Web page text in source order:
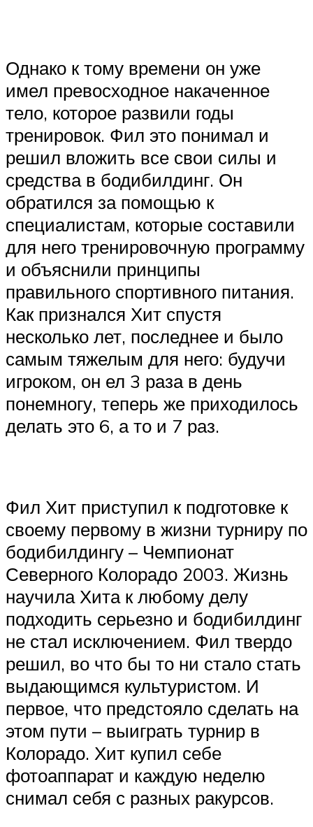
Однако к тому времени он уже
имел превосходное накаченное
тело, которое развили годы
тренировок. Фил это понимал и
решил вложить все свои силы и
средства в бодибилдинг. Он
обратился за помощью к
специалистам, которые составили
для него тренировочную программу
и объяснили принципы
правильного спортивного питания.
Как признался Хит спустя
несколько лет, последнее и было
самым тяжелым для него: будучи
игроком, он ел 3 раза в день
понемногу, теперь же приходилось
делать это 6, а то и 7 раз.​
Фил Хит приступил к подготовке к
своему первому в жизни турниру по
бодибилдингу – Чемпионат
Северного Колорадо 2003. Жизнь
научила Хита к любому делу
подходить серьезно и бодибилдинг
не стал исключением. Фил твердо
решил, во что бы то ни стало стать
выдающимся культуристом. И
первое, что предстояло сделать на
этом пути – выиграть турнир в
Колорадо. Хит купил себе
фотоаппарат и каждую неделю
снимал себя с разных ракурсов.​